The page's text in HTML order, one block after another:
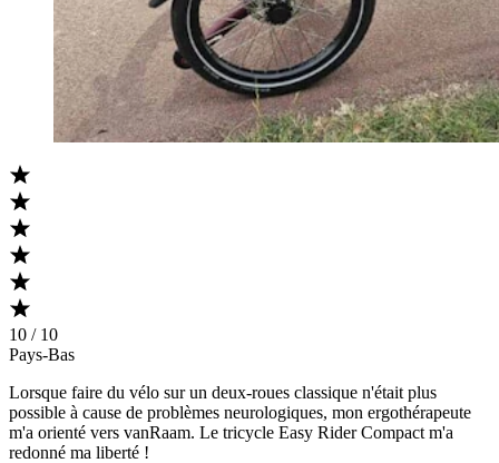
10 / 10
Pays-Bas
Lorsque faire du vélo sur un deux-roues classique n'était plus
possible à cause de problèmes neurologiques, mon ergothérapeute
m'a orienté vers vanRaam. Le tricycle Easy Rider Compact m'a
redonné ma liberté !